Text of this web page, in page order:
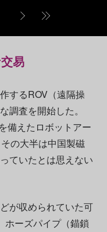
易
するROV（遠隔操
調査を開始した。
備えたロボットアー
の大半は中国製磁
ていたとは思えない
が収められていた可
ホーズパイプ（錨鎖